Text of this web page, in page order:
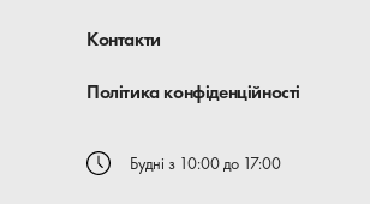
Контакти
Політика конфіденційності
Будні з 10:00 до 17:00